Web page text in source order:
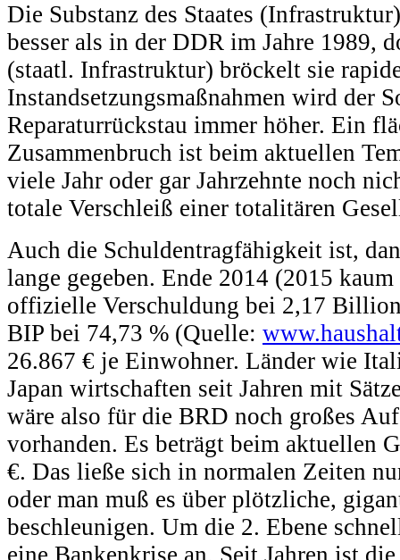
Die Substanz des Staates
besser als in der DDR im Jahre 1989,
(staatl. Infrastruktur) bröckelt sie
Instandsetzungsmaßnahmen wird der
Reparaturrückstau immer höher. Ein
Zusammenbruch ist beim aktuellen
viele Jahr oder gar Jahrzehnte noch
totale Verschleiß einer totalitären
Auch die Schuldentragfähigkeit ist,
lange gegeben. Ende 2014 (2015
offizielle Verschuldung bei 2,17
BIP bei 74,73 % (Quelle:
26.867 € je Einwohner. Länder wie
Japan wirtschaften seit Jahren mit
wäre also für die BRD noch großes
vorhanden. Es beträgt beim aktuellen
€. Das ließe sich in normalen Zeiten
oder man muß es über plötzliche,
beschleunigen. Um die 2. Ebene